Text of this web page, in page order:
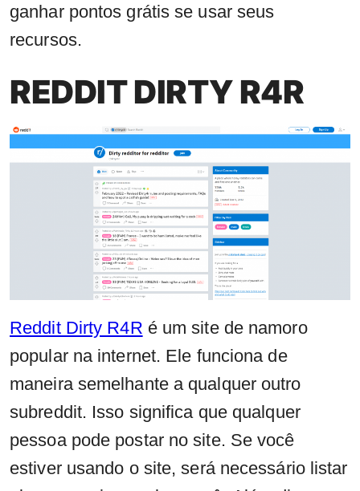
ganhar pontos grátis se usar seus
recursos.
REDDIT DIRTY R4R
Reddit Dirty R4R é um site de namoro
popular na internet. Ele funciona de
maneira semelhante a qualquer outro
subreddit. Isso significa que qualquer
pessoa pode postar no site. Se você
estiver usando o site, será necessário listar